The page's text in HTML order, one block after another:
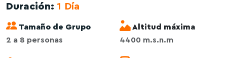
Duración: 1 Día
Tamaño de Grupo
2 a 8 personas
Altitud máxima
4400 m.s.n.m